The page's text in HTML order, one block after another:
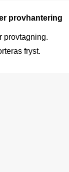
provhantering
provtagning.
fryst.